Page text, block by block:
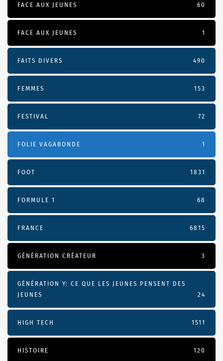
FACE AUX JEUNES 60
FACE AUX JEUNES 1
FAITS DIVERS 490
FEMMES 153
FESTIVAL 72
FOLIE VAGABONDE 1
FOOT 1831
FORMULE 1 68
FRANCE 6815
GÉNÉRATION CRÉATEUR 3
GÉNÉRATION Y: CE QUE LES JEUNES PENSENT DES
JEUNES
24
HIGH TECH 1511
HISTOIRE 120